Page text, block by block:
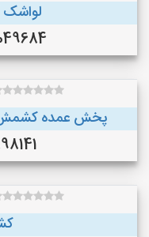
پخش عمده کشمش